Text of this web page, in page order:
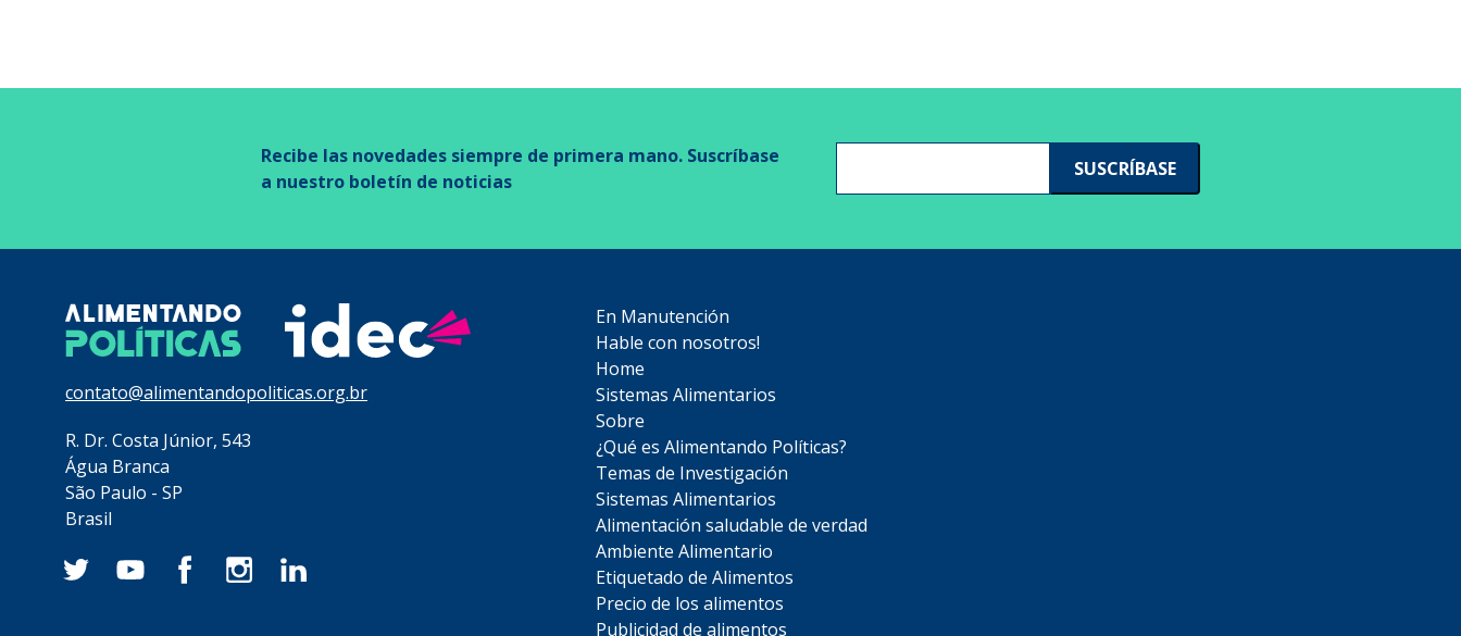
Recibe las novedades siempre de primera mano. Suscríbase
a nuestro boletín de noticias
contato@alimentandopoliticas.org.br
R. Dr. Costa Júnior, 543
Água Branca
São Paulo - SP
Brasil
En Manutención
Hable con nosotros!
Home
Sistemas Alimentarios
Sobre
¿Qué es Alimentando Políticas?
Temas de Investigación
Sistemas Alimentarios
Alimentación saludable de verdad
Ambiente Alimentario
Etiquetado de Alimentos
Precio de los alimentos
Publicidad de alimentos